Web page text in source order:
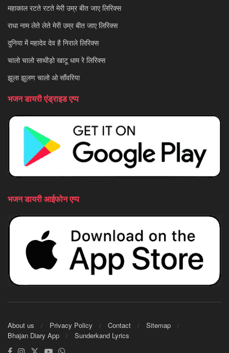
महाकाल रटते रटते मेरी उम्र बीत जाए लिरिक्स
राधा नाम लेते लेते मेरी उम्र बीत जाए लिरिक्स
दुनिया में महादेव देव है निराले लिरिक्स
चालो चालो साथीड़ो खाटू धाम रे लिरिक्स
झूला झूलण चालो ओ साँवरिया
भजन डायरी एंड्राइड एप्प
भजन डायरी आईफोन एप्प
About us Privacy Policy Contact
Sitemap
Bhajan Diary App
Sunderkand Lyrics